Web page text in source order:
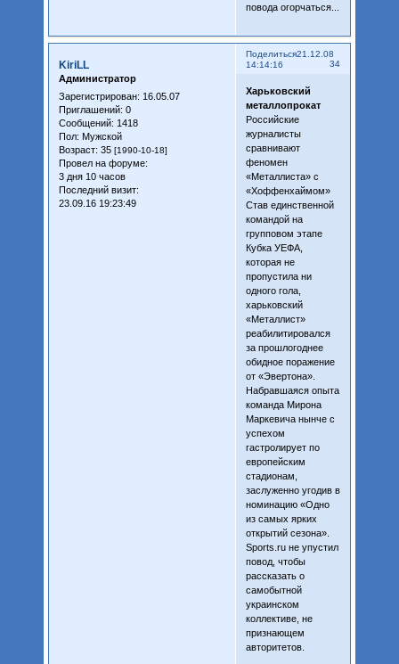
повода огорчаться...
Поделиться
34
21.12.08
14:14:16
KiriLL
Администратор
Зарегистрирован: 16.05.07
Приглашений: 0
Сообщений: 1418
Пол: Мужской
Возраст: 35 [1990-10-18]
Провел на форуме:
3 дня 10 часов
Последний визит:
23.09.16 19:23:49
Харьковский
металлопрокат
Российские
журналисты
сравнивают
феномен
«Металлиста» с
«Хоффенхаймом»
Став единственной
командой на
групповом этапе
Кубка УЕФА,
которая не
пропустила ни
одного гола,
харьковский
«Металлист»
реабилитировался
за прошлогоднее
обидное поражение
от «Эвертона».
Набравшаяся опыта
команда Мирона
Маркевича нынче с
успехом
гастролирует по
европейским
стадионам,
заслуженно угодив в
номинацию «Одно
из самых ярких
открытий сезона».
Sports.ru не упустил
повод, чтобы
рассказать о
самобытной
украинском
коллективе, не
признающем
авторитетов.